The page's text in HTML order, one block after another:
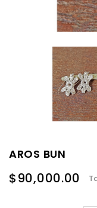
AROS BUN
$90,000.00